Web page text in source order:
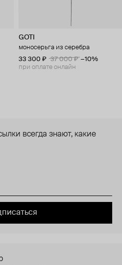
GOTI
моносерьга из серебра
33 300 ₽
37 000 ₽ −10%
при оплате онлайн
всегда знают, какие